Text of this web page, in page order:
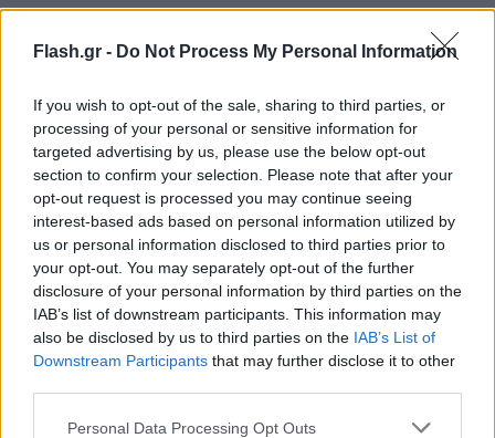
Flash.gr - Do Not Process My Personal Information
If you wish to opt-out of the sale, sharing to third parties, or
processing of your personal or sensitive information for
targeted advertising by us, please use the below opt-out
section to confirm your selection. Please note that after your
opt-out request is processed you may continue seeing
interest-based ads based on personal information utilized by
us or personal information disclosed to third parties prior to
your opt-out. You may separately opt-out of the further
disclosure of your personal information by third parties on the
IAB’s list of downstream participants. This information may
also be disclosed by us to third parties on the IAB’s List of
Downstream Participants that may further disclose it to other
Please note that this website/app uses one or more Google
Personal Data Processing Opt Outs
Η αστυνομία ανακοίνωσε ότι ο άντρας πυροβόλησε
αρκετές φορές στον αέρα κατά μήκος της
Ανατολικής Οδού του Καπιτωλίου.
Καθώς οι αστυνομικές δυνάμεις πλησίαζαν στο
σημείο, ο άντρας αυτοπυροβολήθηκε, ενώ δεν
τραυματίστηκε κάποιος άλλος, σύμφωνα με την